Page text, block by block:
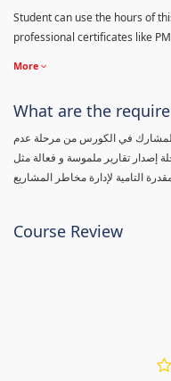
Student can use the hours of
professional certificates like
More
What are the
على نقل المشارك في الكورس من مرحلة عدم
إصدار تقارير ملموسة و فعالة مثل
Course Review